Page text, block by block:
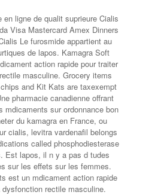
en ligne de qualit suprieure Cialis
Visa Mastercard Amex Dinners
Le furosmide appartient au
de lapos. Kamagra Soft
action rapide pour traiter
masculine. Grocery items
and Kit Kats are taxexempt
pharmacie canadienne offrant
mdicaments sur ordonnance bon
du kamagra en France, ou
cialis, levitra vardenafil belongs
called phosphodiesterase
Est lapos, il n y a pas d tudes
sur les effets sur les femmes.
est un mdicament action rapide
dysfonction rectile masculine.